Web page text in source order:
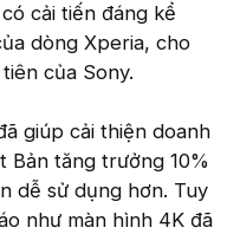
cải tiến đáng kể
dòng Xperia, cho
của Sony.
giúp cải thiện doanh
Bản tăng trưởng 10%
dễ sử dụng hơn. Tuy
như màn hình 4K đã